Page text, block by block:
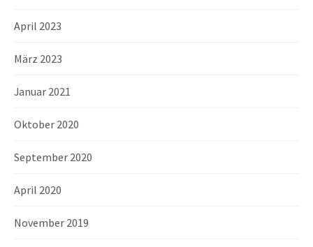
April 2023
März 2023
Januar 2021
Oktober 2020
September 2020
April 2020
November 2019